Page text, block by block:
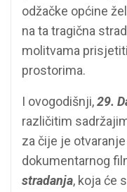
odžačke općine
na ta tragična
molitvama
prostorima.
I ovogodišnji,29.
različitim
za čije je
dokumentarnog
stradanja, koja će